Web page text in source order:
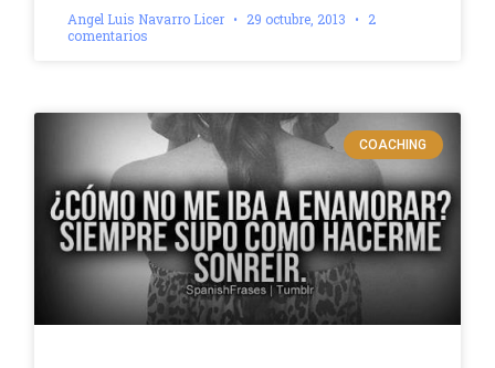
Angel Luis Navarro Licer 29 octubre, 2013
2
comentarios
COACHING